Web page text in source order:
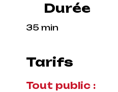
Durée
35 min
Tarifs
Tout public :